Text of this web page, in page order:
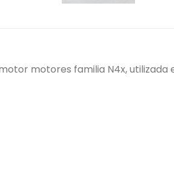
motores familia N4x, utilizada